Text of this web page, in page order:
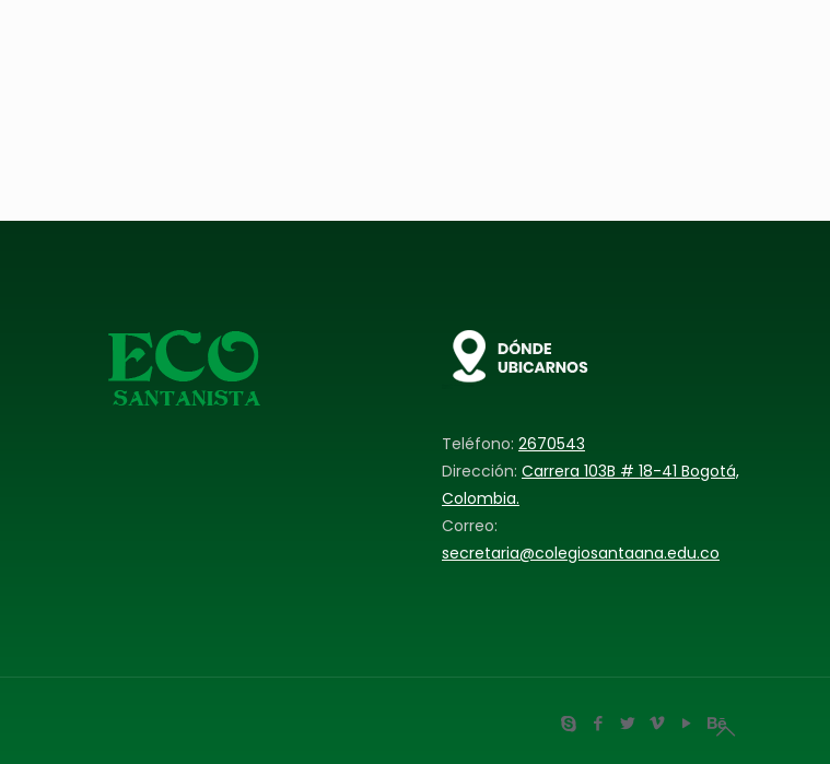
Teléfono: 2670543
Dirección: Carrera 103B # 18-41 Bogotá,
Colombia.
Correo:
secretaria@colegiosantaana.edu.co